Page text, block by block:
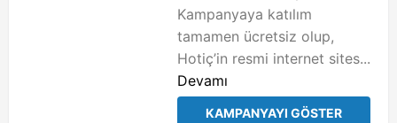
Kampanyaya katılım
tamamen ücretsiz olup,
Hotiç’in resmi internet sites...
Devamı
KAMPANYAYI GÖSTER